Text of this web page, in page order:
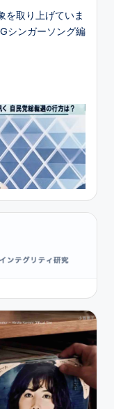
を取り上げていま
シンガーソング編